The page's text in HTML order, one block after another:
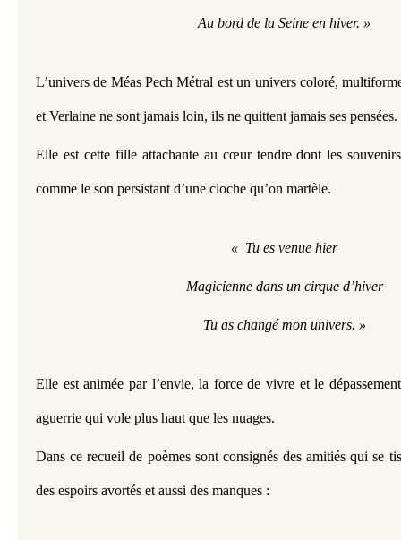
Au bord de la Seine en hiver. »
L’univers de Méas Pech Métral est un univers coloré,
et Verlaine ne sont jamais loin, ils ne quittent jamais ses pensées.
Elle est cette fille attachante au cœur tendre dont les
comme le son persistant d’une cloche qu’on martèle.
«  Tu es venue hier
Magicienne dans un cirque d’hiver
Tu as changé mon univers. »
Elle est animée par l’envie, la force de vivre et le
aguerrie qui vole plus haut que les nuages.
Dans ce recueil de poèmes sont consignés des amitiés qui se
des espoirs avortés et aussi des manques :